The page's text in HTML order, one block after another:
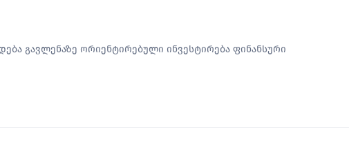
გავლენაზე ორიენტირებული ინვესტირება ფინანსური